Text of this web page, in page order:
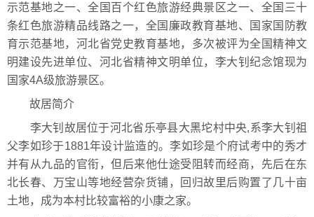
示范基地之一、全国百个红色旅游经典景区之一、全国三十
条红色旅游精品线路之一，全国廉政教育基地、国家国防教
育示范基地，河北省党史教育基地，多次被评为全国精神文
明建设先进单位、河北省精神文明单位，李大钊纪念馆现为
国家4A级旅游景区。
故居简介
李大钊故居位于河北省乐亭县大黑坨村中央,系李大钊祖
父李如珍于1881年设计监造的。李如珍是个府试考中的秀才
并有从九品的官衔，但后来他仕途受阻转而经商，先后在东
北长春、万宝山等地经营杂货铺，回归故里后购置了几十亩
土地，成为本村比较富裕的小康之家。